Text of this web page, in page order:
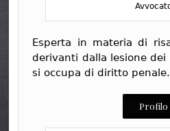
Esperta in materia di
derivanti dalla lesione
si occupa di diritto penale.
Profilo